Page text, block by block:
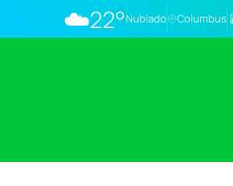
☁️22°Nublado Columbus